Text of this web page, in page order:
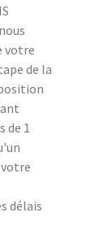
votre
de la
de 1
délais